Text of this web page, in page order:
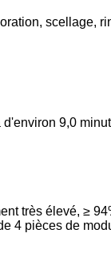
scellage,
9,0
très élevé, ≥
4 pièces de